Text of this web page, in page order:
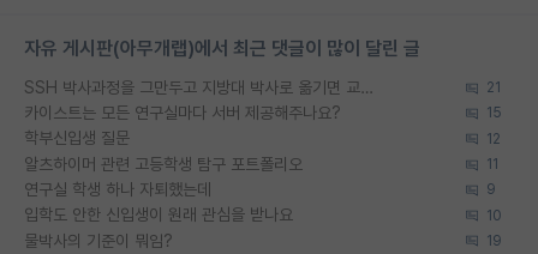
자유 게시판(아무개랩)에서 최근 댓글이 많이 달린 글
SSH 박사과정을 그만두고 지방대 박사로 옮기면 교수의 꿈은 끝일까요? 21
카이스트는 모든 연구실마다 서버 제공해주나요? 15
학부신입생 질문 12
알츠하이머 관련 고등학생 탐구 포트폴리오 11
연구실 학생 하나 자퇴했는데 9
입학도 안한 신입생이 원래 관심을 받나요 10
물박사의 기준이 뭐임? 19